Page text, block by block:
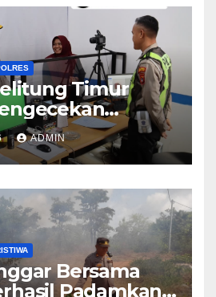
Timur
Pastikan
bagi
ADMIN
Bersama
Padamkan